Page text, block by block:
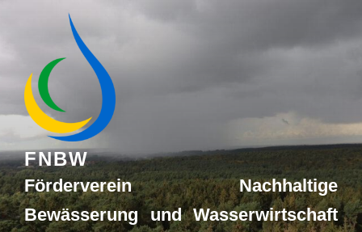
FNBW
Förderverein Nachhaltige
Bewässerung und Wasserwirtschaft